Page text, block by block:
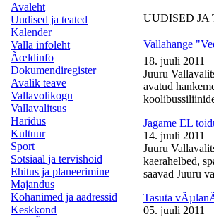
Avaleht
Uudised ja teated
Kalender
Valla infoleht
Ãœldinfo
Dokumendiregister
Avalik teave
Vallavolikogu
Vallavalitsus
Haridus
Kultuur
Sport
Sotsiaal ja tervishoid
Ehitus ja planeerimine
Majandus
Kohanimed ja aadressid
Keskkond
UUDISED JA
Vallahange
18. juuli 2011
Juuru
avatud
Jagame EL
14. juuli 2011
Juuru
kaerahelbed,
saavad Juuru
Tasuta
05. juuli 2011